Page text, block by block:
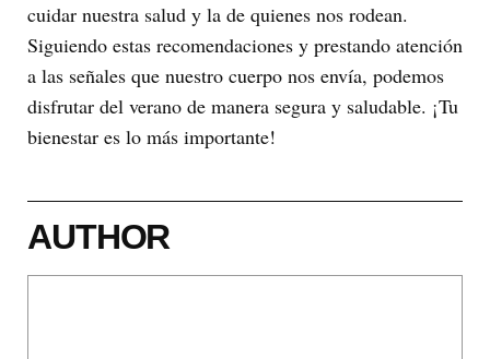
cuidar nuestra salud y la de quienes nos rodean.
Siguiendo estas recomendaciones y prestando atención
a las señales que nuestro cuerpo nos envía, podemos
disfrutar del verano de manera segura y saludable. ¡Tu
bienestar es lo más importante!
AUTHOR